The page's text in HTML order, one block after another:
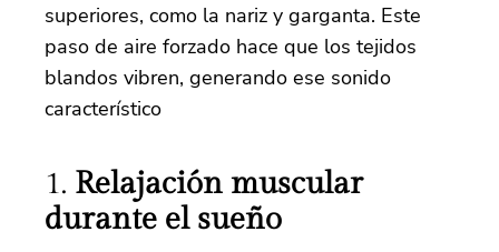
superiores, como la nariz y garganta. Este
paso de aire forzado hace que los tejidos
blandos vibren, generando ese sonido
característico
1. Relajación muscular
durante el sueño